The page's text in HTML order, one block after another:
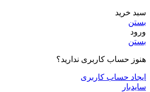
سبد خرید
بستن
ورود
بستن
هنوز حساب کاربری ندارید؟
ایجاد حساب کاربری
سایدبار